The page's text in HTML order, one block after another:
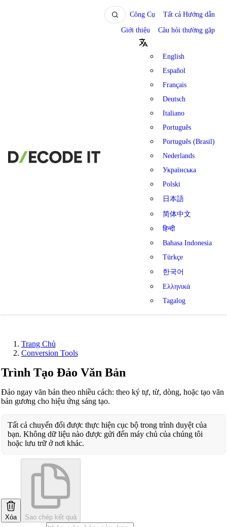
Công Cụ Tất cả Hướng dẫn
Giới thiệu Câu hỏi thường gặp
English
Español
Français
Deutsch
Italiano
Português
Português (Brasil)
Nederlands
Українська
Polski
日本語
简体中文
हिन्दी
Bahasa Indonesia
Türkçe
한국어
Ελληνικά
Tagalog
Trang Chủ
Conversion Tools
Trình Tạo Đảo Văn Bản
Đảo ngay văn bản theo nhiều cách: theo ký tự, từ, dòng, hoặc tạo văn
bản gương cho hiệu ứng sáng tạo.
Tất cả chuyển đổi được thực hiện cục bộ trong trình duyệt của
bạn. Không dữ liệu nào được gửi đến máy chủ của chúng tôi
hoặc lưu trữ ở nơi khác.
Xóa Sao chép kết quả